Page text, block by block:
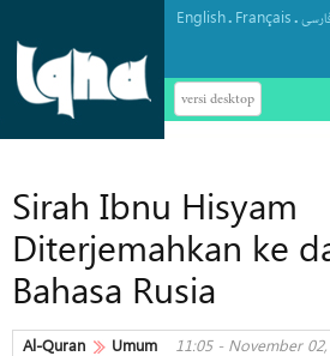
English. Français.
versi desktop
Sirah Ibnu Hisyam
Diterjemahkan ke
Bahasa Rusia
Al-Quran Umum 11:05 - November